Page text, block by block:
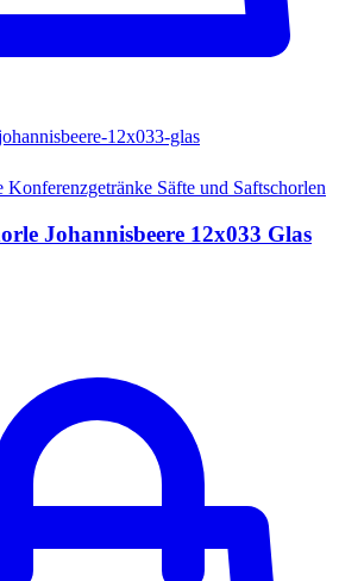
Konferenzgetränke Säfte und Saftschorlen
Johannisbeere 12x033 Glas